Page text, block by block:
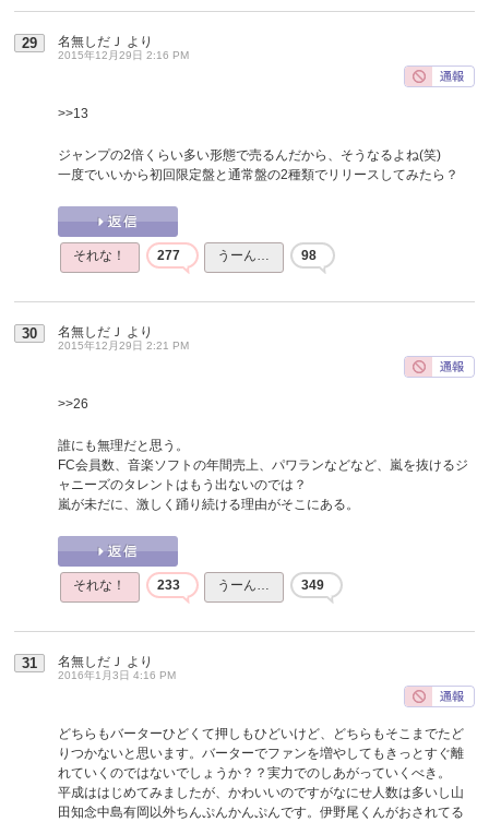
29 名無しだＪ より
2015年12月29日 2:16 PM
>>13
ジャンプの2倍くらい多い形態で売るんだから、そうなるよね(笑)
一度でいいから初回限定盤と通常盤の2種類でリリースしてみたら？
それな！ 277 うーん… 98
30 名無しだＪ より
2015年12月29日 2:21 PM
>>26
誰にも無理だと思う。
FC会員数、音楽ソフトの年間売上、パワランなどなど、嵐を抜けるジ
ャニーズのタレントはもう出ないのでは？
嵐が未だに、激しく踊り続ける理由がそこにある。
それな！ 233 うーん… 349
31 名無しだＪ より
2016年1月3日 4:16 PM
どちらもバーターひどくて押しもひどいけど、どちらもそこまでたど
りつかないと思います。バーターでファンを増やしてもきっとすぐ離
れていくのではないでしょうか？？実力でのしあがっていくべき。
平成ははじめてみましたが、かわいいのですがなにせ人数は多いし山
田知念中島有岡以外ちんぷんかんぷんです。伊野尾くんがおされてる